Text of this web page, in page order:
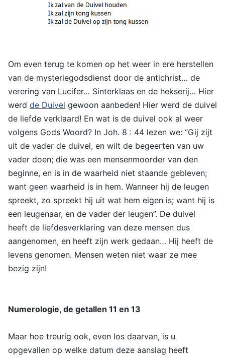
Om even terug te komen op het weer in ere herstellen
van de mysteriegodsdienst door de antichrist… de
verering van Lucifer… Sinterklaas en de hekserij… Hier
werd de Duivel gewoon aanbeden! Hier werd de duivel
de liefde verklaard! En wat is de duivel ook al weer
volgens Gods Woord? In Joh. 8 : 44 lezen we: “Gij zijt
uit de vader de duivel, en wilt de begeerten van uw
vader doen; die was een mensenmoorder van den
beginne, en is in de waarheid niet staande gebleven;
want geen waarheid is in hem. Wanneer hij de leugen
spreekt, zo spreekt hij uit wat hem eigen is; want hij is
een leugenaar, en de vader der leugen”. De duivel
heeft de liefdesverklaring van deze mensen dus
aangenomen, en heeft zijn werk gedaan… Hij heeft de
levens genomen. Mensen weten niet waar ze mee
bezig zijn!
Numerologie, de getallen 11 en 13
Maar hoe treurig ook, even los daarvan, is u
opgevallen op welke datum deze aanslag heeft